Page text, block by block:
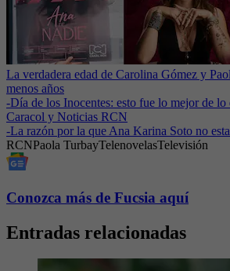
La verdadera edad de Carolina Gómez y
menos años
-Día de los Inocentes: esto fue lo mejor de lo
Caracol y Noticias RCN
-La razón por la que Ana Karina Soto no
RCNPaola TurbayTelenovelasTelevisión
Conozca más de Fucsia aquí
Entradas relacionadas